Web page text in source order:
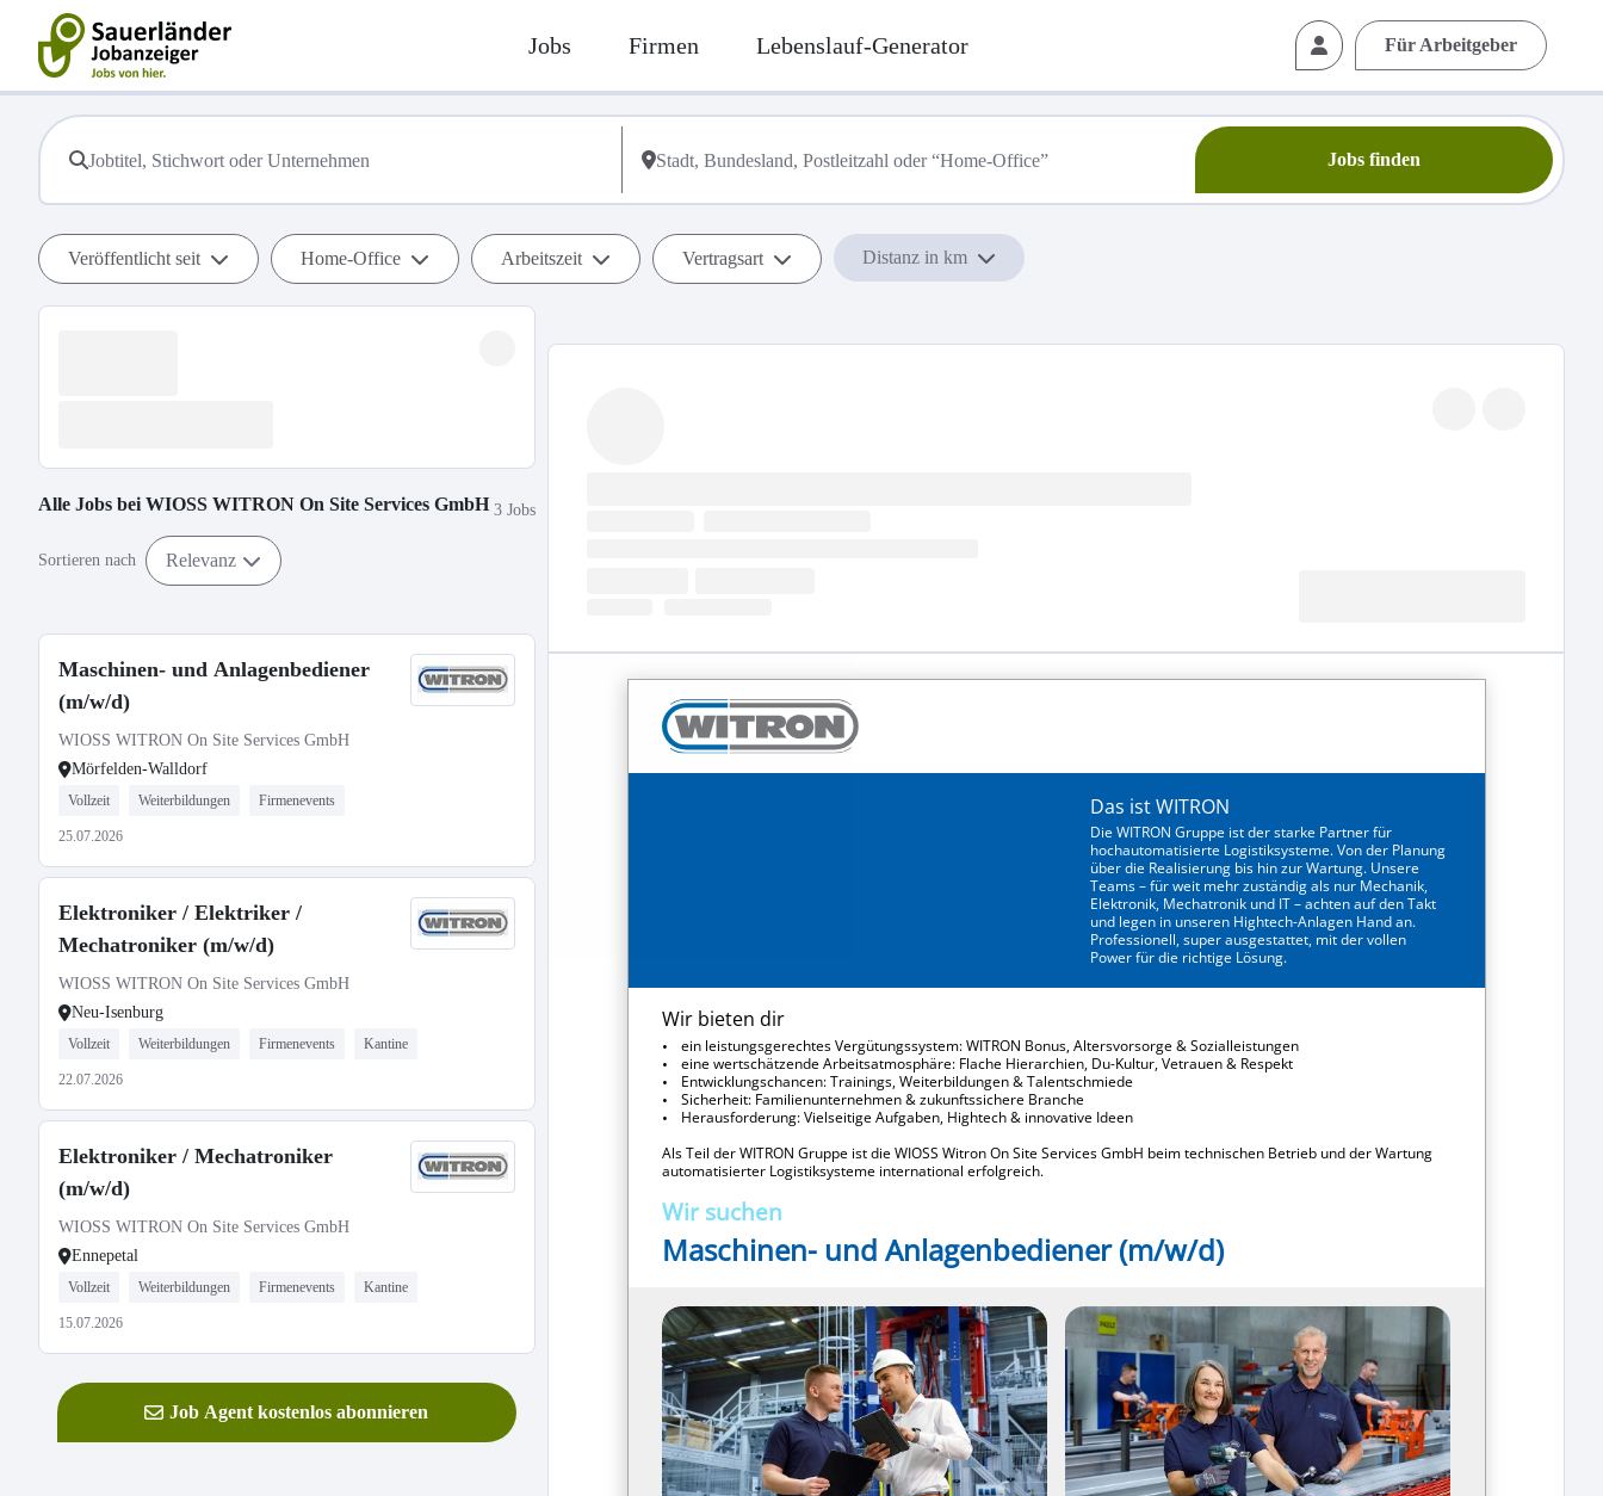
Jobs Firmen Lebenslauf-Generator Für Arbeitgeber
Jobs finden
Veröffentlicht seit Home-Office Arbeitszeit Vertragsart Distanz in km
Alle Jobs bei WIOSS WITRON On Site Services GmbH 3 Jobs
Sortieren nach Relevanz
Maschinen- und Anlagenbediener
(m/w/d)
WIOSS WITRON On Site Services GmbH
Mörfelden-Walldorf
Vollzeit Weiterbildungen Firmenevents
25.07.2026
Elektroniker / Elektriker /
Mechatroniker (m/w/d)
WIOSS WITRON On Site Services GmbH
Neu-Isenburg
Vollzeit Weiterbildungen Firmenevents Kantine
22.07.2026
Elektroniker / Mechatroniker
(m/w/d)
WIOSS WITRON On Site Services GmbH
Ennepetal
Vollzeit Weiterbildungen Firmenevents Kantine
15.07.2026
Job Agent kostenlos abonnieren